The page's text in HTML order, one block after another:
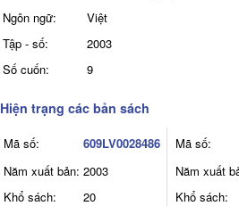
Ngôn ngữ:
Việt
Tập - số:
2003
Số cuốn:
9
Hiện trạng các bản sách
Mã số:
609LV0028486
Năm xuất bản: 2003
Khổ sách:
20
Mã số:
Năm xuất
Khổ sách: